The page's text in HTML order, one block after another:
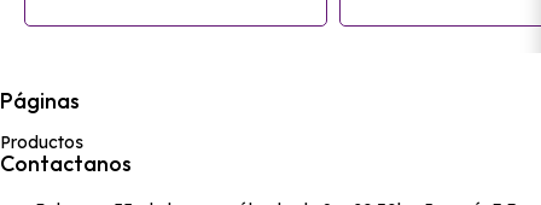
Páginas
Productos
Contactanos